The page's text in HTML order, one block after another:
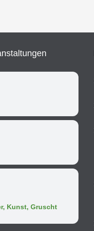
Kunst, Gruscht